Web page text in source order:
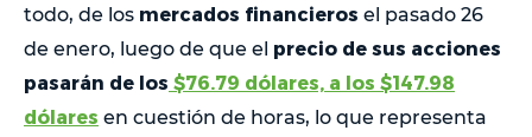
todo, de los mercados financieros el pasado 26
de enero, luego de que el precio de sus acciones
pasarán de los $76.79 dólares, a los $147.98
dólares en cuestión de horas, lo que representa